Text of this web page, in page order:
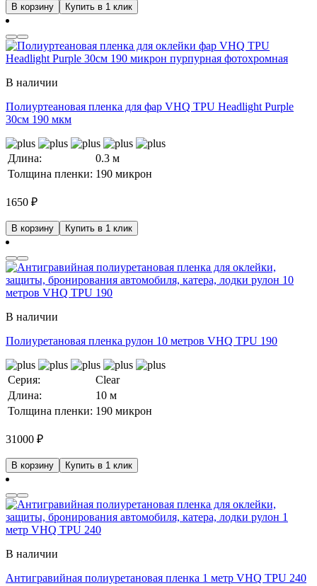
В корзину Купить в 1 клик
В наличии
Полиуртеановая пленка для фар VHQ TPU Headlight Purple
30см 190 мкм
Длина:
0.3 м
Толщина пленки: 190 микрон
1650 ₽
В корзину Купить в 1 клик
В наличии
Полиуретановая пленка рулон 10 метров VHQ TPU 190
Серия:
Clear
Длина:
10 м
Толщина пленки: 190 микрон
31000 ₽
В корзину Купить в 1 клик
В наличии
Антигравийная полиуретановая пленка 1 метр VHQ TPU 240